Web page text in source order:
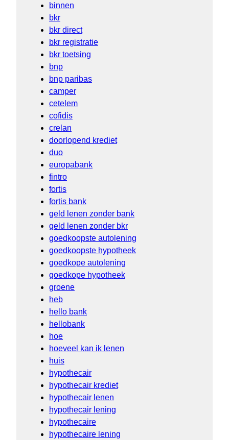
binnen
bkr
bkr direct
bkr registratie
bkr toetsing
bnp
bnp paribas
camper
cetelem
cofidis
crelan
doorlopend krediet
duo
europabank
fintro
fortis
fortis bank
geld lenen zonder bank
geld lenen zonder bkr
goedkoopste autolening
goedkoopste hypotheek
goedkope autolening
goedkope hypotheek
groene
heb
hello bank
hellobank
hoe
hoeveel kan ik lenen
huis
hypothecair
hypothecair krediet
hypothecair lenen
hypothecair lening
hypothecaire
hypothecaire lening